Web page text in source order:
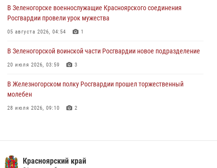
Военнослужащие Красноярского соединения Росгвардии
познакомили отдыхающих детей с тонкостями РХБ защиты
03 августа 2026, 13:12 2
В Зеленогорске военнослужащие Красноярского соединения
Росгвардии провели урок мужества
05 августа 2026, 04:54 1
В Зеленогорской воинской части Росгвардии новое подразделение
20 июля 2026, 03:59 3
В Железногорском полку Росгвардии прошел торжественный
молебен
28 июля 2026, 09:10 2
Красноярский край